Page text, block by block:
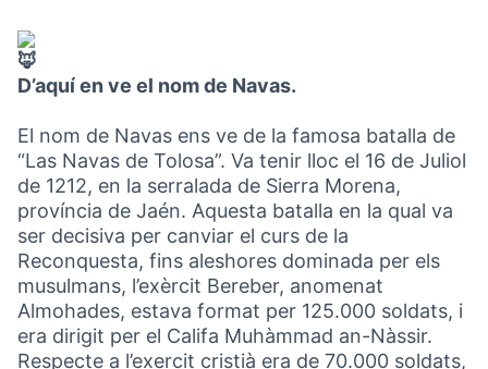
D’aquí en ve el nom de Navas.
El nom de Navas ens ve de la famosa batalla de
“Las Navas de Tolosa”. Va tenir lloc el 16 de Juliol
de 1212, en la serralada de Sierra Morena,
província de Jaén. Aquesta batalla en la qual va
ser decisiva per canviar el curs de la
Reconquesta, fins aleshores dominada per els
musulmans, l’exèrcit Bereber, anomenat
Almohades, estava format per 125.000 soldats, i
era dirigit per el Califa Muhàmmad an-Nàssir.
Respecte a l’exercit cristià era de 70.000 soldats,